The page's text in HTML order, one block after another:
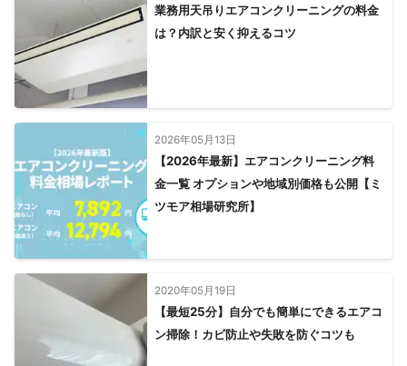
業務用天吊りエアコンクリーニングの料金
は？内訳と安く抑えるコツ
2026年05月13日
【2026年最新】エアコンクリーニング料
金一覧 オプションや地域別価格も公開【ミ
ツモア相場研究所】
2020年05月19日
【最短25分】自分でも簡単にできるエアコ
ン掃除！カビ防止や失敗を防ぐコツも